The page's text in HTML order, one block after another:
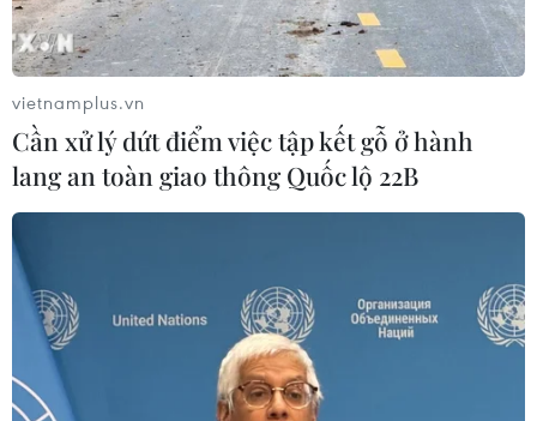
Chứng khoán ngày 22/7: Khối ngoại tiếp
tục mua ròng hàng trăm tỷ đồng
22/07/2019 10:16
vietnamplus.vn
Cần xử lý dứt điểm việc tập kết gỗ ở hành
lang an toàn giao thông Quốc lộ 22B